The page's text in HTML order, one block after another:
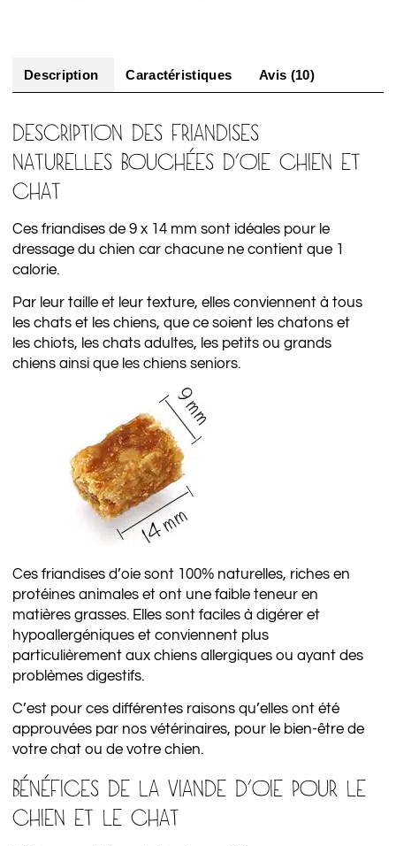
Description Caractéristiques Avis (10)
DESCRIPTION DES FRIANDISES
NATURELLES BOUCHÉES D’OIE CHIEN ET
CHAT
Ces friandises de 9 x 14 mm sont idéales pour le
dressage du chien car chacune ne contient que 1
calorie.
Par leur taille et leur texture, elles conviennent à tous
les chats et les chiens, que ce soient les chatons et
les chiots, les chats adultes, les petits ou grands
chiens ainsi que les chiens seniors.
Ces friandises d’oie sont 100% naturelles, riches en
protéines animales et ont une faible teneur en
matières grasses. Elles sont faciles à digérer et
hypoallergéniques et conviennent plus
particulièrement aux chiens allergiques ou ayant des
problèmes digestifs.
C’est pour ces différentes raisons qu’elles ont été
approuvées par nos vétérinaires, pour le bien-être de
votre chat ou de votre chien.
BÉNÉFICES DE LA VIANDE D’OIE POUR LE
CHIEN ET LE CHAT